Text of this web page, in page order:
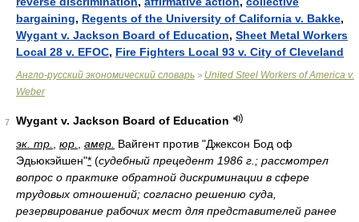
bargaining, Regents of the University of California v. Bakke,
Wygant v. Jackson Board of Education, Sheet Metal Workers
Local 28 v. EFOC, Fire Fighters Local 93 v. City of Cleveland
Англо-русский экономический словарь > United Steel Workers of America v.
Weber
7
Wygant v. Jackson Board of Education
эк. тр.
юр. амер. Вайгент против "Джексон Бод оф
Эдьюкэйшен"* (судебный прецедент 1986 г.; рассмотрел
вопрос о практике обратной дискриминации в сфере
трудовых отношений; согласно решению суда,
резервирование рабочих мест для представителей ранее